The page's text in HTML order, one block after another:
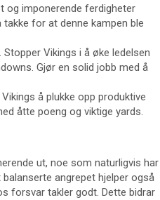
og imponerende ferdigheter
for at denne kampen ble
Stopper Vikings i å øke ledelsen
Gjør en solid jobb med å
å plukke opp produktive
åtte poeng og viktige yards.
ut, noe som naturligvis har
angrepet hjelper også
forsvar takler godt. Dette bidrar